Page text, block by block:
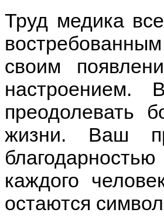
Труд медика
своим
преодолевать
жизни. Ваш
каждого
остаются